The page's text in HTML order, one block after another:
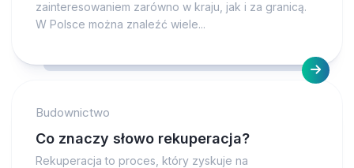
zainteresowaniem zarówno w kraju, jak i za granicą.
W Polsce można znaleźć wiele...
Budownictwo
Co znaczy słowo rekuperacja?
Rekuperacja to proces, który zyskuje na